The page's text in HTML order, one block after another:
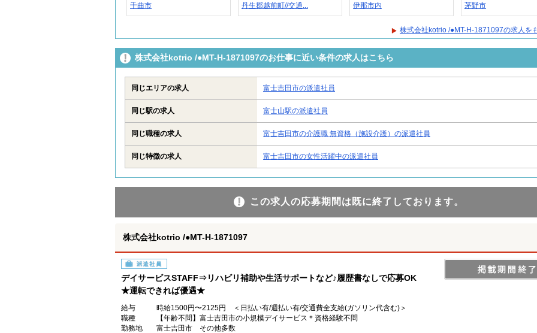
千曲市
丹生郡越前町//交通...
伊那市内
茅野市
株式会社kotrio /●MT-H-1871097の求人を
株式会社kotrio /●MT-H-1871097のお仕事に近い条件の求人はこちら
同じエリアの求人 富士吉田市の派遣社員
同じ駅の求人 富士山駅の派遣社員
同じ職種の求人 富士吉田市の介護職 無資格（施設介護）の派遣社員
同じ特徴の求人 富士吉田市の女性活躍中の派遣社員
この求人の応募期間は既に終了しております。
株式会社kotrio /●MT-H-1871097
派遣社員
デイサービスSTAFF⇒リハビリ補助や生活サポートなど♪履歴書なしで応募OK
★運転できれば優遇★
給与
時給1500円〜2125円 ＜日払い有/週払い有/交通費全支給(ガソリン代含む)＞
職種
【年齢不問】富士吉田市の小規模デイサービス＊資格経験不問
勤務地
富士吉田市 その他多数